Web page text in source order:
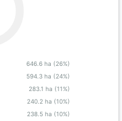
646.6 ha (26%)
594.3 ha (24%)
283.1 ha (11%)
240.2 ha (10%)
238.5 ha (10%)